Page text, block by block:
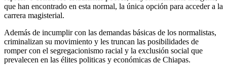
que han encontrado en esta normal, la única opción para acceder a la
carrera magisterial.
Además de incumplir con las demandas básicas de los normalistas,
criminalizan su movimiento y les truncan las posibilidades de
romper con el segregacionismo racial y la exclusión social que
prevalecen en las élites politicas y económicas de Chiapas.